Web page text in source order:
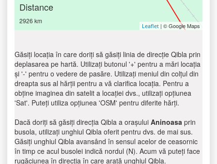
Distance
2926 km
Leaflet | © Google Maps
Găsiți locația în care doriți să găsiți linia de direcție Qibla prin
deplasarea pe hartă. Utilizați butonul '+' pentru a mări locația
și '-' pentru o vedere de pasăre. Utilizați meniul din colțul din
dreapta sus al hărții pentru a vă clarifica locația. Pentru a
obține imaginea din satelit a locației dvs., utilizați opțiunea
'Sat'. Puteți utiliza opțiunea 'OSM' pentru diferite hărți.
Dacă doriți să găsiți direcția Qibla a orașului Aninoasa prin
busola, utilizați unghiul Qibla oferit pentru dvs. de mai sus.
Găsiți unghiul Qibla avansând în sensul acelor de ceasornic
în timp ce acul busolei indică nordul (N). Acum vă puteți face
rugăciunea în direcția în care arată unghiul Qibla.